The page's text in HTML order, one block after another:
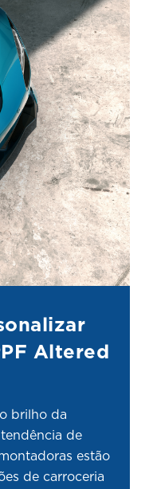
Altered
brilho da
de
estão
de carroceria